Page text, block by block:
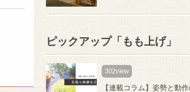
ピックアップ「もも上げ」
302view
【連載コラム】姿勢と動